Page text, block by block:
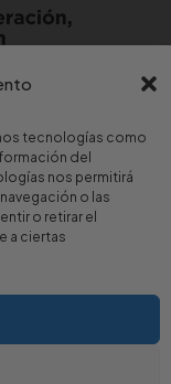
tecnologías como
del
nos permitirá
o las
o retirar el
a ciertas
de Cookies